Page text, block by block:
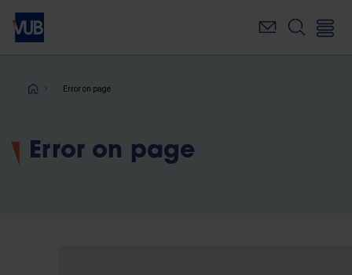
Skip
main
Breadcrumb
Error on page
Error on page